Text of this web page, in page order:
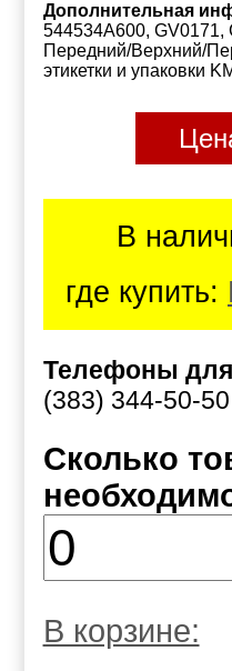
Дополнительная
544534A600, GV0171,
Передний/Верхний/
этикетки и упаковки
В
где купить:
Телефоны
(383) 344-50-50
Сколько
В корзине: